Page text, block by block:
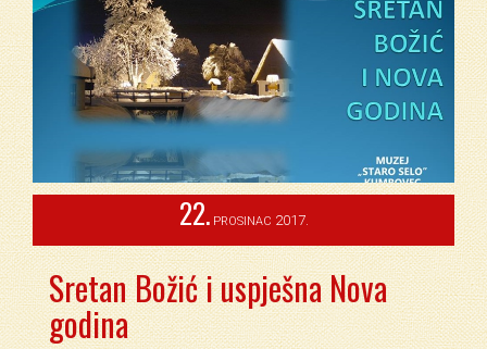
22. PROSINAC 2017.
Sretan Božić i uspješna Nova
godina